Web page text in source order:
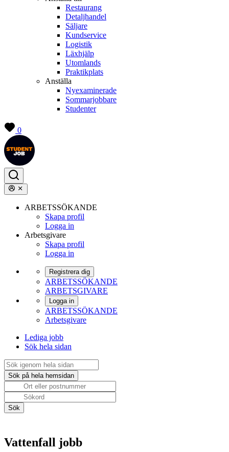
Restaurang
Detaljhandel
Säljare
Kundservice
Logistik
Läxhjälp
Utomlands
Praktikplats
Anställa
Nyexaminerade
Sommarjobbare
Studenter
0
ARBETSSÖKANDE
Skapa profil
Logga in
Arbetsgivare
Skapa profil
Logga in
Registrera dig
ARBETSSÖKANDE
ARBETSGIVARE
Logga in
ARBETSSÖKANDE
Arbetsgivare
Lediga jobb
Sök hela sidan
Vattenfall jobb